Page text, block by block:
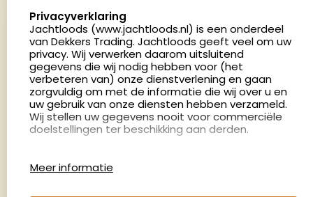
Nederland
4.8
2886 beoordelingen
Openingstijden
Dinsdag en donderdag: 13:00 - 17:00 én 18:00 - 21:00
uur
Afspraak maken
select language
Privacyverklaring
Jachtloods (www.jachtloods.nl) is een onderdeel
van Dekkers Trading. Jachtloods geeft veel om uw
privacy. Wij verwerken daarom uitsluitend
gegevens die wij nodig hebben voor (het
verbeteren van) onze dienstverlening en gaan
zorgvuldig om met de informatie die wij over u en
uw gebruik van onze diensten hebben verzameld.
Wij stellen uw gegevens nooit voor commerciële
doelstellingen ter beschikking aan derden.
Meer informatie